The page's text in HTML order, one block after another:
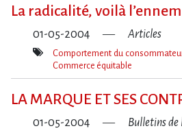
La radicalité, voilà
01-05-2004 Articles
Mot(s)-
Comportement du
Commerce équitable
LA MARQUE ET SES
01-05-2004 Bulletins de